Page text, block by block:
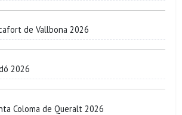
de Vallbona 2026
2026
Coloma de Queralt 2026